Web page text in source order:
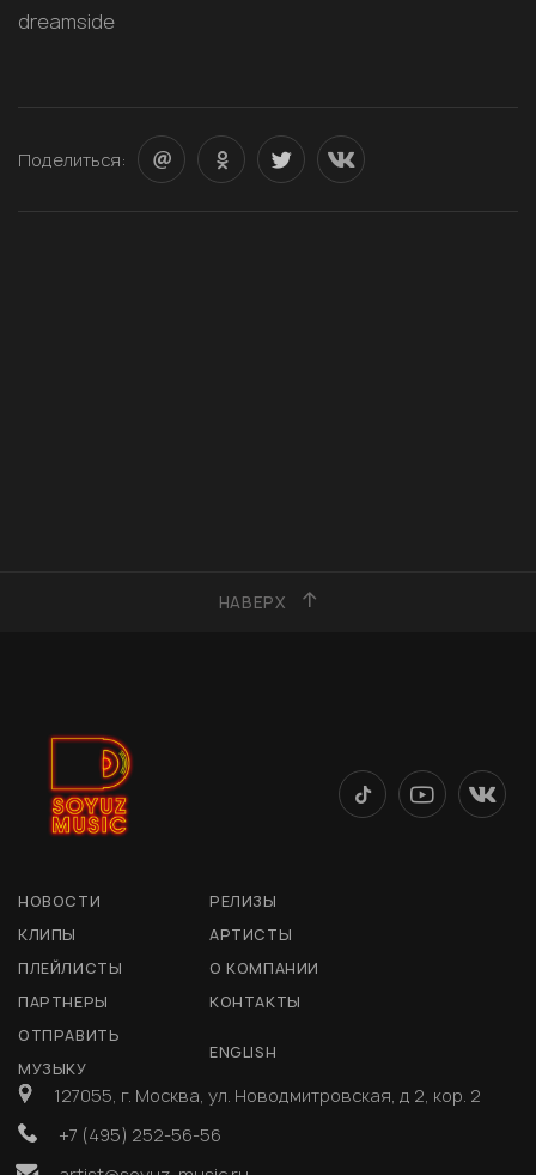
dreamside
Поделиться:
НАВЕРХ
НОВОСТИ
РЕЛИЗЫ
КЛИПЫ
АРТИСТЫ
ПЛЕЙЛИСТЫ
О КОМПАНИИ
ПАРТНЕРЫ
КОНТАКТЫ
ОТПРАВИТЬ
МУЗЫКУ
ENGLISH
127055, г. Москва, ул. Новодмитровская, д 2, кор. 2
+7 (495) 252-56-56